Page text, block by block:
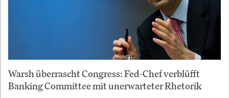
Warsh überrascht Congress: Fed-Chef verblüfft
Banking Committee mit unerwarteter Rhetorik